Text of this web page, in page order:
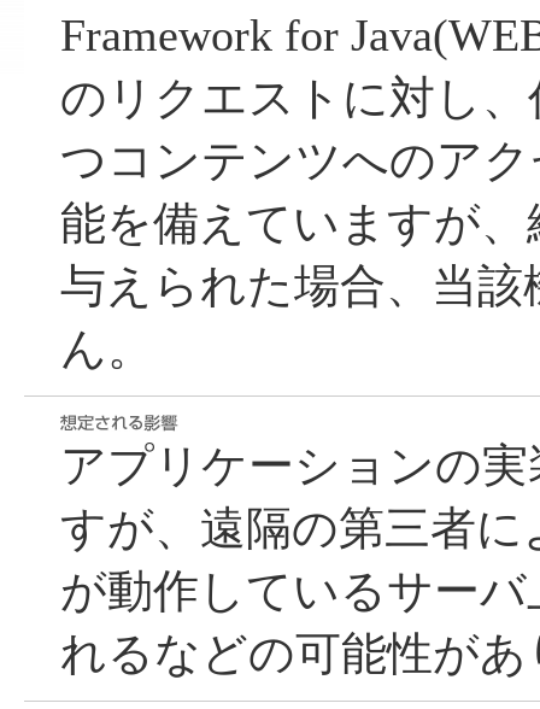
Framework for
のリクエストに対し
つコンテンツへのア
能を備えていますが
与えられた場合、当
ん。
アプリケーションの
すが、遠隔の第三者
が動作しているサー
れるなどの可能性が